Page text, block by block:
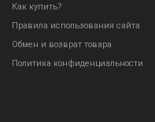
Как купить?
Правила использования сайта
Обмен и возврат товара
Политика конфиденциальности